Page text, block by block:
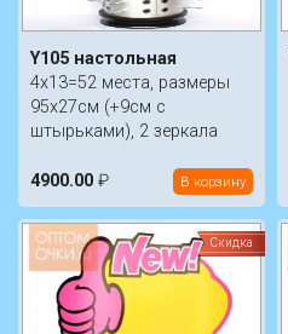
Y105 настольная
4х13=52 места, размеры
95х27см (+9см с
штырьками), 2 зеркала
4900.00 ₽ В корзину
Скидка